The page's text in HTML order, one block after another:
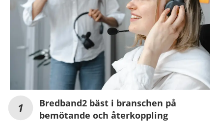
Bredband2 bäst i branschen på
bemötande och återkoppling